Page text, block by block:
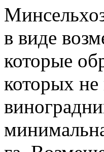
в виде
которые
которых не